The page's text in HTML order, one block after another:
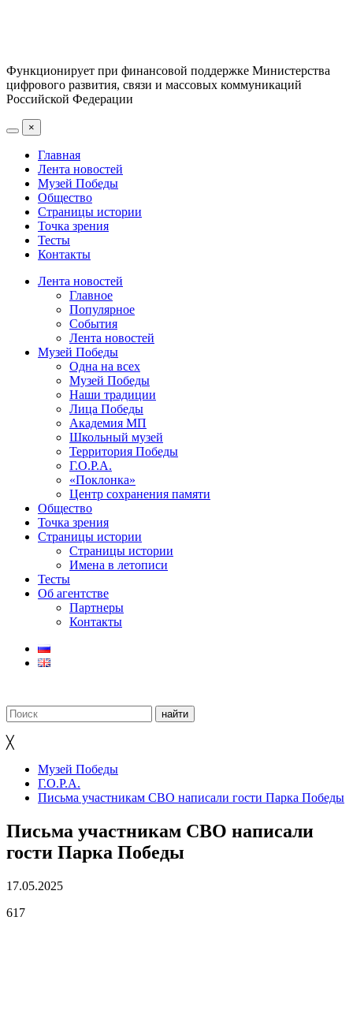
Функционирует при финансовой поддержке Министерства
цифрового развития, связи и массовых коммуникаций
Российской Федерации
×
Главная
Лента новостей
Музей Победы
Общество
Страницы истории
Точка зрения
Тесты
Контакты
Лента новостей
Главное
Популярное
События
Лента новостей
Музей Победы
Одна на всех
Музей Победы
Наши традиции
Лица Победы
Академия МП
Школьный музей
Территория Победы
Г.О.Р.А.
«Поклонка»
Центр сохранения памяти
Общество
Точка зрения
Страницы истории
Страницы истории
Имена в летописи
Тесты
Об агентстве
Партнеры
Контакты
╳
Музей Победы
Г.О.Р.А.
Письма участникам СВО написали гости Парка Победы
Письма участникам СВО написали
гости Парка Победы
17.05.2025
617